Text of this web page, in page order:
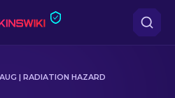
AUG | RADIATION HAZARD